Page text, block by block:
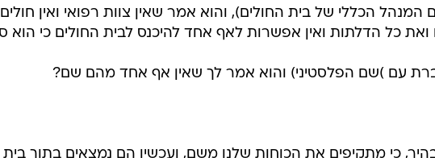
המנהל הכללי של בית החולים), והוא אמר שאין צוות רפואי ואין
כל הדלתות ואין אפשרות לאף אחד להיכנס לבית החולים כי הוא
עם )שם הפלסטיני) והוא אמר לך שאין אף אחד מהם שם?
כי מתקיפים את הכוחות שלנו משם, ועכשיו הם נמצאים בתוך בית